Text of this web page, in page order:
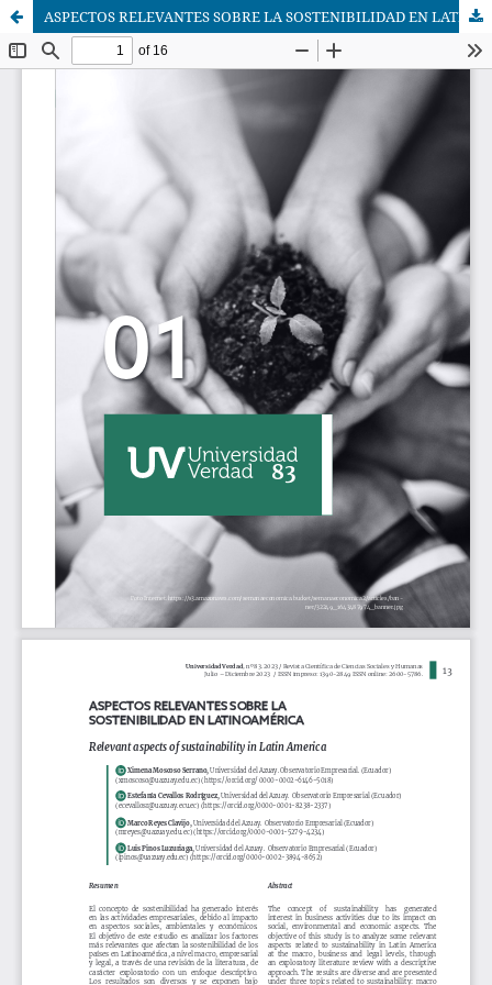
ASPECTOS RELEVANTES SOBRE LA SOSTENIBILIDAD EN LATINOAMÉRICA